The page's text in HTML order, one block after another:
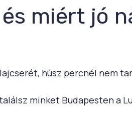
miért jó
húsz percnél nem
minket Budapesten a